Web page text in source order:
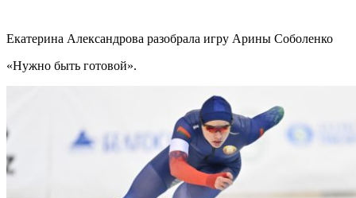
Екатерина Александрова разобрала игру Арины Соболенко
«Нужно быть готовой».